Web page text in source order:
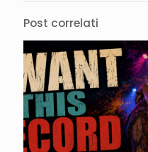
Post correlati